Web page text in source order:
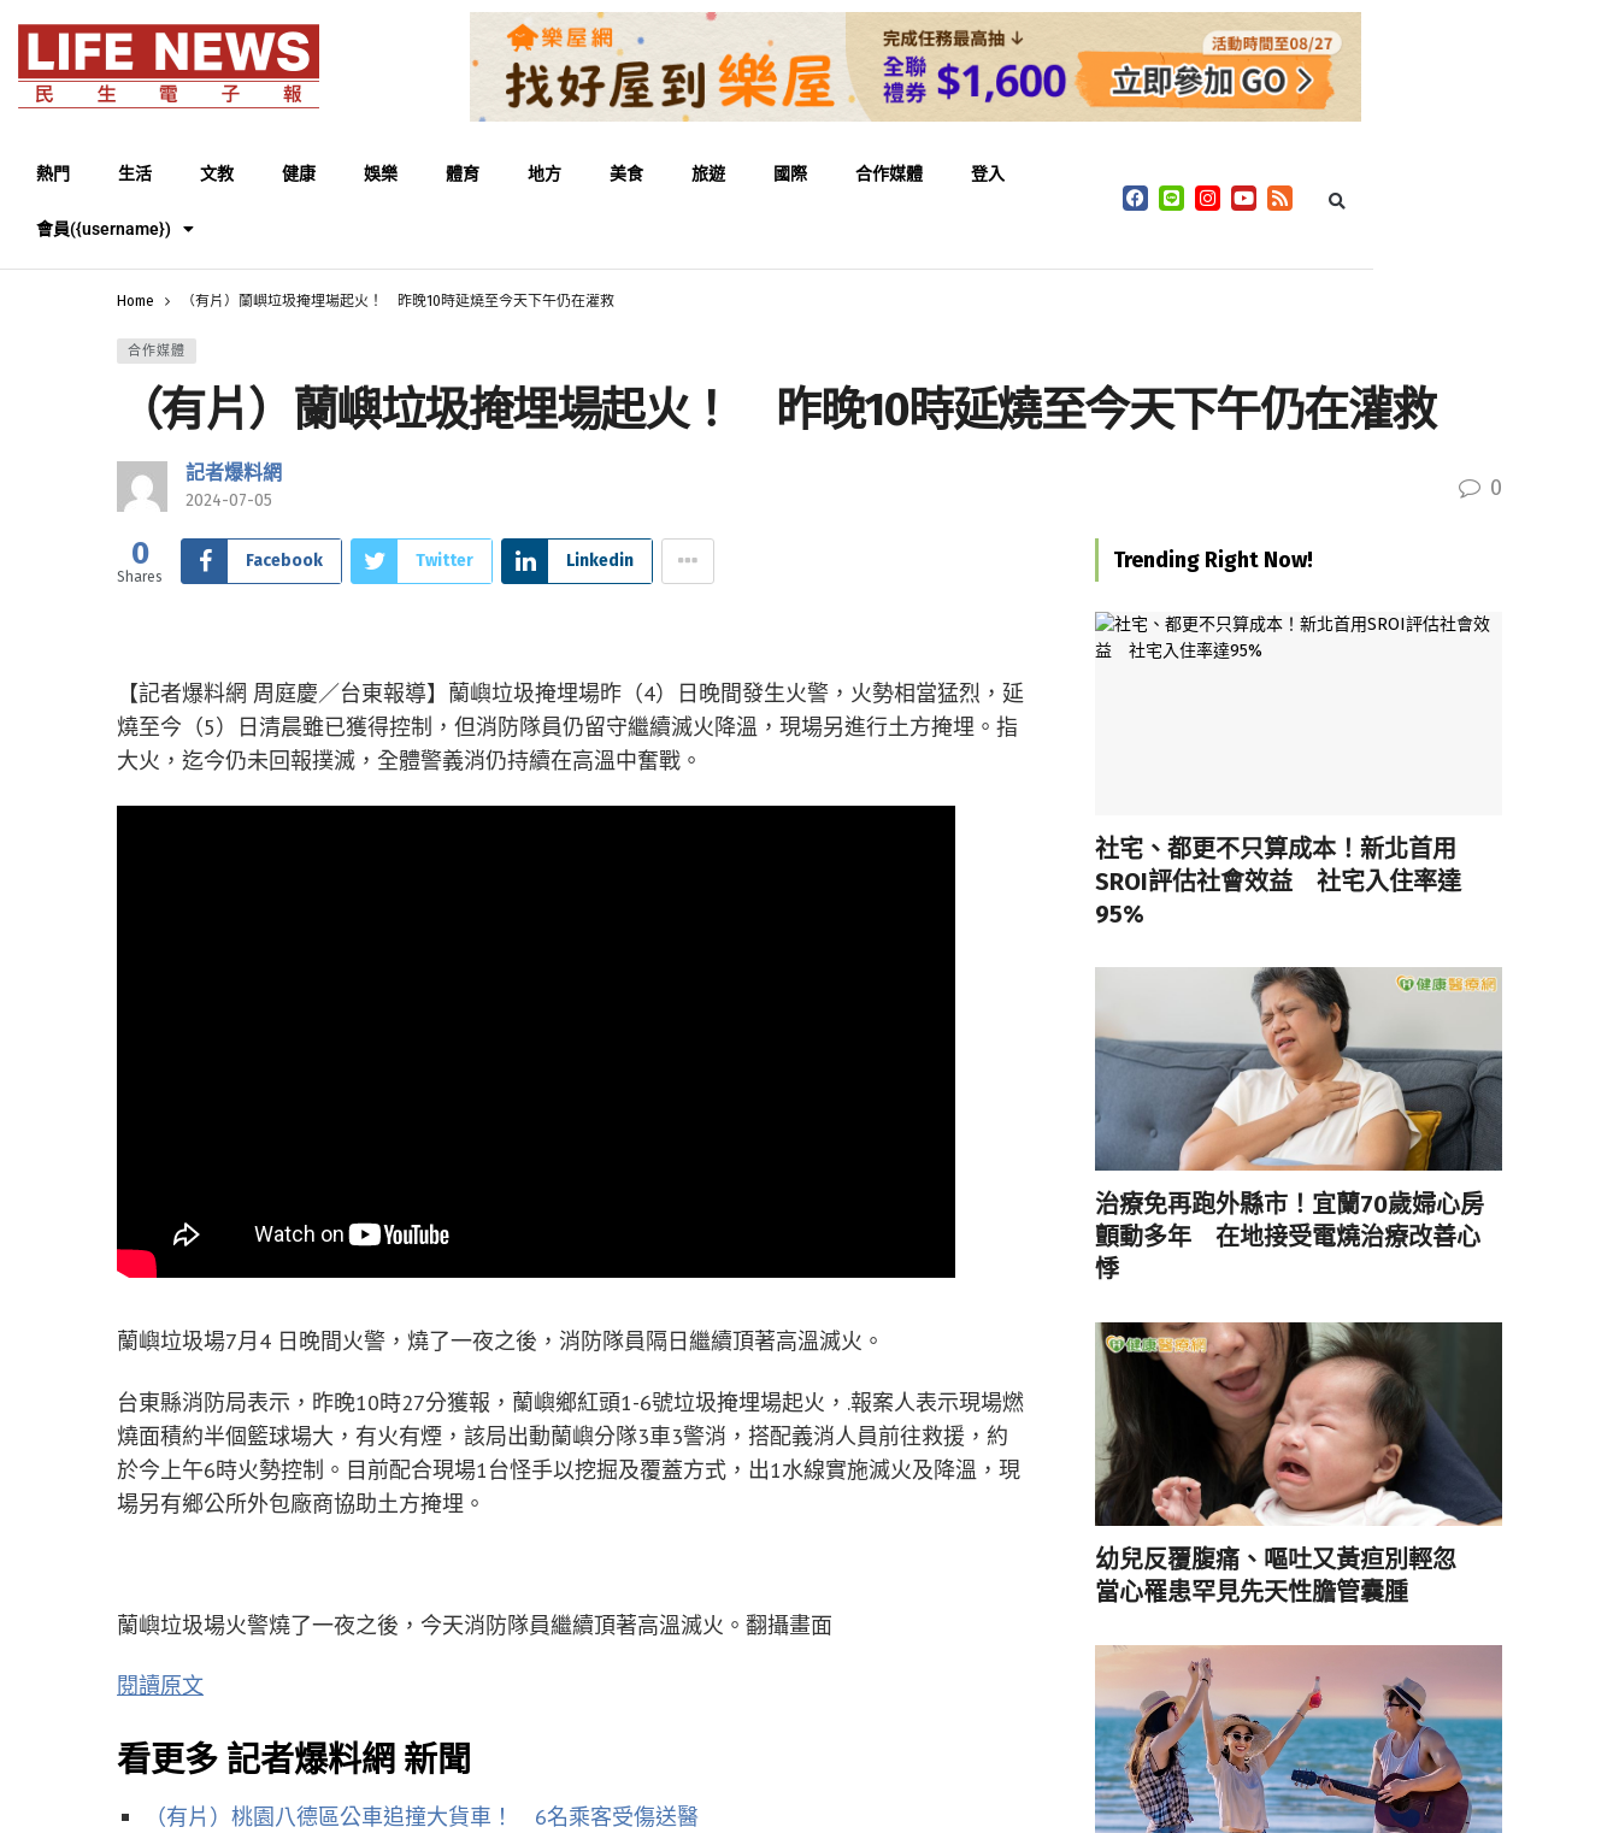
熱門 生活 文教 健康 娛樂 體育 地方 美食 旅遊 國際 合作媒體 登入
會員({username})
Home （有片）蘭嶼垃圾掩埋場起火！ 昨晚10時延燒至今天下午仍在灌救
合作媒體
（有片）蘭嶼垃圾掩埋場起火！ 昨晚10時延燒至今天下午仍在灌救
記者爆料網
2024-07-05 0
0
Shares
Facebook Twitter Linkedin
【記者爆料網 周庭慶／台東報導】蘭嶼垃圾掩埋場昨（4）日晚間發生火警，火勢相當猛烈，延
燒至今（5）日清晨雖已獲得控制，但消防隊員仍留守繼續滅火降溫，現場另進行土方掩埋。指
大火，迄今仍未回報撲滅，全體警義消仍持續在高溫中奮戰。
蘭嶼垃圾場7月4 日晚間火警，燒了一夜之後，消防隊員隔日繼續頂著高溫滅火。
台東縣消防局表示，昨晚10時27分獲報，蘭嶼鄉紅頭1-6號垃圾掩埋場起火，.報案人表示現場燃
燒面積約半個籃球場大，有火有煙，該局出動蘭嶼分隊3車3警消，搭配義消人員前往救援，約
於今上午6時火勢控制。目前配合現場1台怪手以挖掘及覆蓋方式，出1水線實施滅火及降溫，現
場另有鄉公所外包廠商協助土方掩埋。
蘭嶼垃圾場火警燒了一夜之後，今天消防隊員繼續頂著高溫滅火。翻攝畫面
閱讀原文
看更多 記者爆料網 新聞
（有片）桃園八德區公車追撞大貨車！ 6名乘客受傷送醫
Trending Right Now!
社宅、都更不只算成本！新北首用
SROI評估社會效益 社宅入住率達
95%
治療免再跑外縣市！宜蘭70歲婦心房
顫動多年 在地接受電燒治療改善心
悸
幼兒反覆腹痛、嘔吐又黃疸別輕忽
當心罹患罕見先天性膽管囊腫